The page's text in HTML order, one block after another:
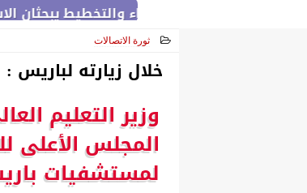
وزيرا الكهرباء والتخطيط يبحثان
ثورة الاتصالات
خلال زيارته لباريس :
وزير التعليم
المجلس الأعلى
لمستشفيات